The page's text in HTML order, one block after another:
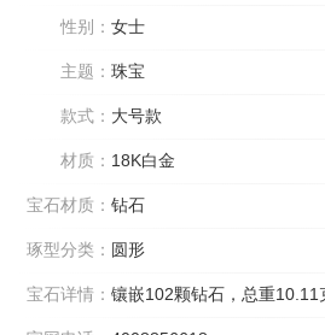
性别： 女士
主题： 珠宝
款式： 大号款
材质： 18K白金
宝石材质： 钻石
琢型分类： 圆形
宝石详情： 镶嵌102颗钻石，总重10.11